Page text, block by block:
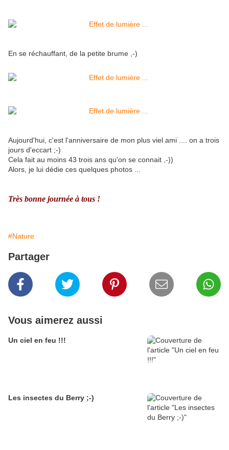
En se réchauffant, de la petite brume ,-)
Aujourd'hui, c'est l'anniversaire de mon plus viel ami .... on a trois
jours d'eccart ;-)
Cela fait au moins 43 trois ans qu'on se connait ,-))
Alors, je lui dédie ces quelques photos ...
Très bonne journée à tous !
#Nature
Partager
Vous aimerez aussi
Un ciel en feu !!!
Les insectes du Berry ;-)